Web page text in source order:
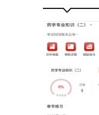
特征
1.在线测试
2.学习记录
要课程。